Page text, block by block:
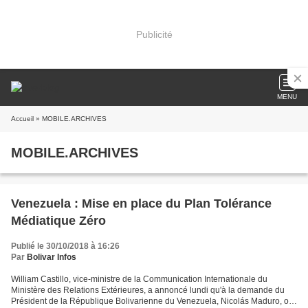
Publicité
MENU
Accueil » MOBILE.ARCHIVES
MOBILE.ARCHIVES
Venezuela : Mise en place du Plan Tolérance
Médiatique Zéro
Publié le 30/10/2018 à 16:26
Par Bolivar Infos
William Castillo, vice-ministre de la Communication Internationale du
Ministère des Relations Extérieures, a annoncé lundi qu'à la demande du
Président de la République Bolivarienne du Venezuela, Nicolás Maduro, on